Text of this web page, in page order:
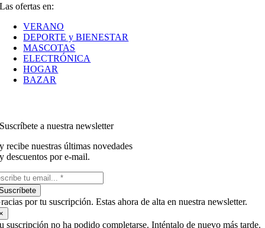
Las ofertas en:
VERANO
DEPORTE y BIENESTAR
MASCOTAS
ELECTRÓNICA
HOGAR
BAZAR
Suscríbete a nuestra newsletter
y recibe nuestras últimas novedades
y descuentos por e-mail.
por tu suscripción. Estas ahora de alta en nuestra newsletter.
suscripción no ha podido completarse. Inténtalo de nuevo más tarde.